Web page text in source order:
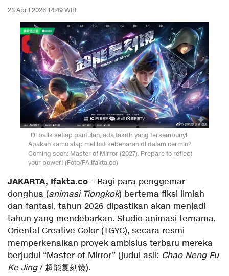
23 April 2026 14:49 WIB
"Di balik setiap pantulan, ada takdir yang tersembunyi.
Apakah kamu siap melihat kebenaran di dalam cermin?
Coming soon: Master of Mirror (2027). Prepare to reflect
your power! (Foto/FA.Ifakta.co)
JAKARTA, Ifakta.co – Bagi para penggemar
donghua (animasi Tiongkok) bertema fiksi ilmiah
dan fantasi, tahun 2026 dipastikan akan menjadi
tahun yang mendebarkan. Studio animasi ternama,
Oriental Creative Color (TGYC), secara resmi
memperkenalkan proyek ambisius terbaru mereka
berjudul “Master of Mirror” (judul asli: Chao Neng Fu
Ke Jing/ 超能复刻镜).